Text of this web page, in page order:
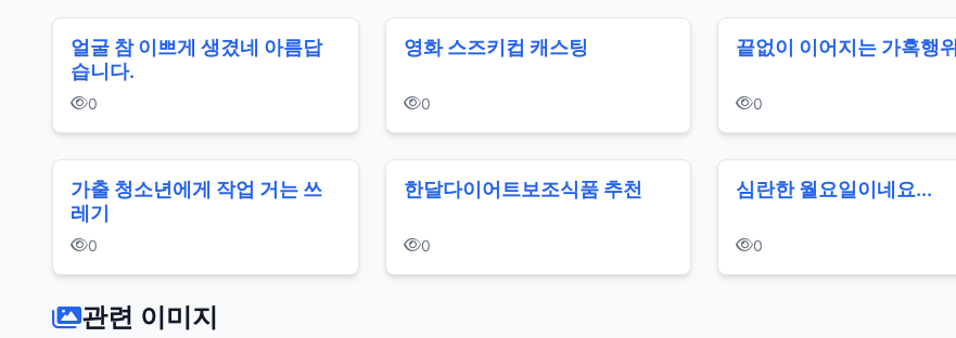
얼굴 참 이쁘게 생겼네 아름답
습니다.
0
영화 스즈키컵 캐스팅
0
끝없이 이어지는 가혹행위
0
가출 청소년에게 작업 거는 쓰
레기
0
한달 다이어트보조식품 추천
0
심란한 월요일이네요...
0
관련 이미지